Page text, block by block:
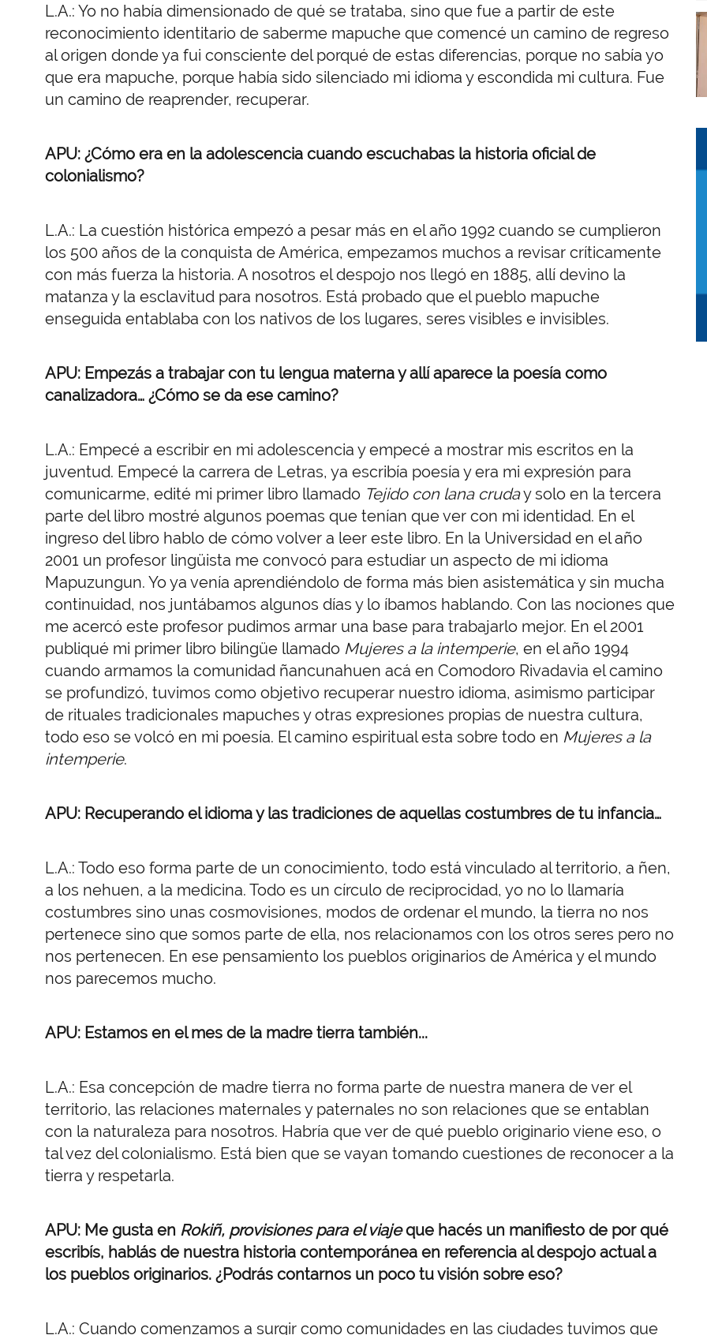
L.A.: Yo no había dimensionado de qué se trataba, sino que fue a partir de este
reconocimiento identitario de saberme mapuche que comencé un camino de regreso
al origen donde ya fui consciente del porqué de estas diferencias, porque no sabía yo
que era mapuche, porque había sido silenciado mi idioma y escondida mi cultura. Fue
un camino de reaprender, recuperar.
APU: ¿Cómo era en la adolescencia cuando escuchabas la historia oficial de
colonialismo?
L.A.: La cuestión histórica empezó a pesar más en el año 1992 cuando se cumplieron
los 500 años de la conquista de América, empezamos muchos a revisar críticamente
con más fuerza la historia. A nosotros el despojo nos llegó en 1885, allí devino la
matanza y la esclavitud para nosotros. Está probado que el pueblo mapuche
enseguida entablaba con los nativos de los lugares, seres visibles e invisibles.
APU: Empezás a trabajar con tu lengua materna y allí aparece la poesía como
canalizadora… ¿Cómo se da ese camino?
L.A.: Empecé a escribir en mi adolescencia y empecé a mostrar mis escritos en la
juventud. Empecé la carrera de Letras, ya escribía poesía y era mi expresión para
comunicarme, edité mi primer libro llamado Tejido con lana cruday solo en la tercera
parte del libro mostré algunos poemas que tenían que ver con mi identidad. En el
ingreso del libro hablo de cómo volver a leer este libro. En la Universidad en el año
2001 un profesor lingüista me convocó para estudiar un aspecto de mi idioma
Mapuzungun. Yo ya venía aprendiéndolo de forma más bien asistemática y sin mucha
continuidad, nos juntábamos algunos días y lo íbamos hablando. Con las nociones que
me acercó este profesor pudimos armar una base para trabajarlo mejor. En el 2001
publiqué mi primer libro bilingüe llamado Mujeres a la intemperie, en el año 1994
cuando armamos la comunidad ñancunahuen acá en Comodoro Rivadavia el camino
se profundizó, tuvimos como objetivo recuperar nuestro idioma, asimismo participar
de rituales tradicionales mapuches y otras expresiones propias de nuestra cultura,
todo eso se volcó en mi poesía. El camino espiritual esta sobre todo en Mujeres a la
intemperie.
APU: Recuperando el idioma y las tradiciones de aquellas costumbres de tu infancia…
L.A.: Todo eso forma parte de un conocimiento, todo está vinculado al territorio, a ñen,
a los nehuen, a la medicina. Todo es un círculo de reciprocidad, yo no lo llamaría
costumbres sino unas cosmovisiones, modos de ordenar el mundo, la tierra no nos
pertenece sino que somos parte de ella, nos relacionamos con los otros seres pero no
nos pertenecen. En ese pensamiento los pueblos originarios de América y el mundo
nos parecemos mucho.
APU: Estamos en el mes de la madre tierra también...
L.A.: Esa concepción de madre tierra no forma parte de nuestra manera de ver el
territorio, las relaciones maternales y paternales no son relaciones que se entablan
con la naturaleza para nosotros. Habría que ver de qué pueblo originario viene eso, o
tal vez del colonialismo. Está bien que se vayan tomando cuestiones de reconocer a la
tierra y respetarla.
APU: Me gusta en Rokiñ, provisiones para el viajeque hacés un manifiesto de por qué
escribís, hablás de nuestra historia contemporánea en referencia al despojo actual a
los pueblos originarios. ¿Podrás contarnos un poco tu visión sobre eso?
L.A.: Cuando comenzamos a surgir como comunidades en las ciudades tuvimos que